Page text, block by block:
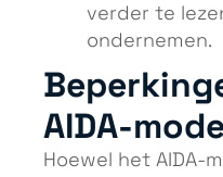
verder te
ondernemen.
AIDA-
Hoewel het AIDA-